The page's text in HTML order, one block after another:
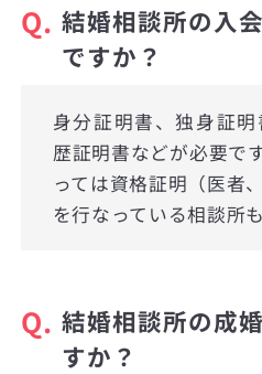
Q. 結婚相談所の入
ですか？
身分証明書、独身証
歴証明書などが必要で
っては資格証明（医者
を行なっている相談所
Q. 結婚相談所の成
すか？